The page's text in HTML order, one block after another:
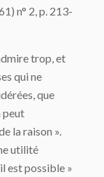
n° 2, p. 213-
trop, et
qui ne
que
peut
la raison ».
utilité
est possible »